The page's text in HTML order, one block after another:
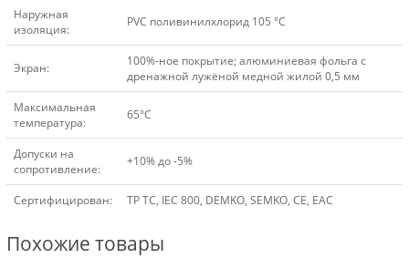
Наружная
изоляция:
PVC поливинилхлорид 105 °C
Экран:
100%-ное покрытие; алюминиевая фольга с
дренажной лужёной медной жилой 0,5 мм
Максимальная
температура:
65°C
Допуски на
сопротивление:
+10% до -5%
Сертифицирован: TP TC, IEC 800, DEMKO, SEMKO, CE, EAC
Похожие товары